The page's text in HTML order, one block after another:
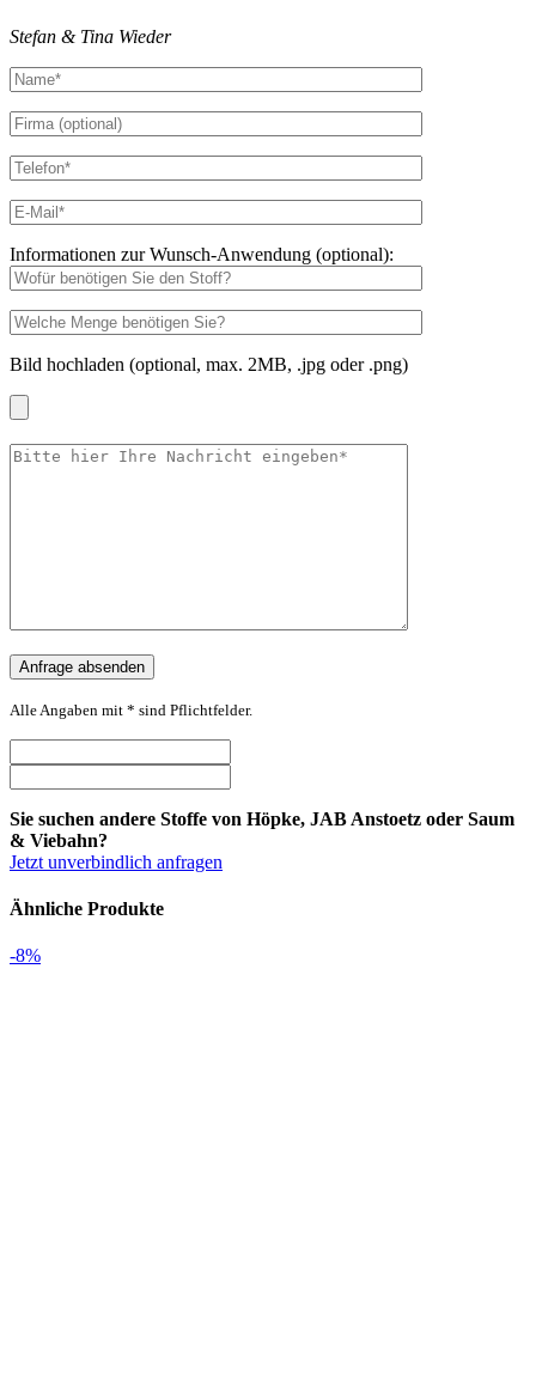
Stefan & Tina Wieder
Informationen zur Wunsch-Anwendung (optional):
Bild hochladen (optional, max. 2MB, .jpg oder .png)
Alle Angaben mit * sind Pflichtfelder.
Sie suchen andere Stoffe von Höpke, JAB Anstoetz oder Saum
& Viebahn?
Jetzt unverbindlich anfragen
Ähnliche Produkte
-8%